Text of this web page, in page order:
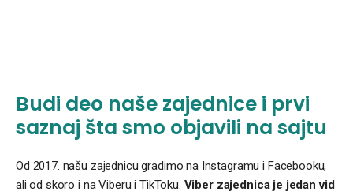
Budi deo naše zajednice i prvi
saznaj šta smo objavili na sajtu
Od 2017. našu zajednicu gradimo na Instagramu i Facebooku,
ali od skoro i na Viberu i TikToku. Viber zajednica je jedan vid